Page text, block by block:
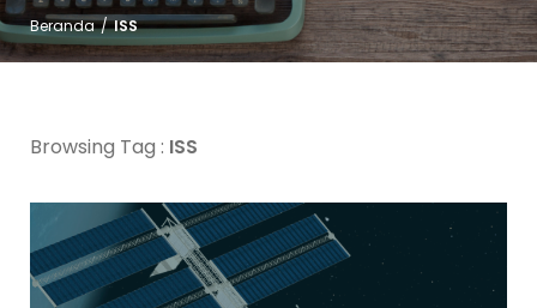
Beranda / ISS
Browsing Tag : ISS